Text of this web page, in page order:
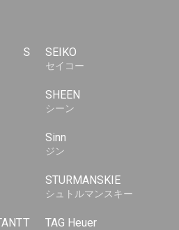
S SEIKO
セイコー
SHEEN
シーン
Sinn
ジン
STURMANSKIE
シュトルマンスキー
T TAG Heuer